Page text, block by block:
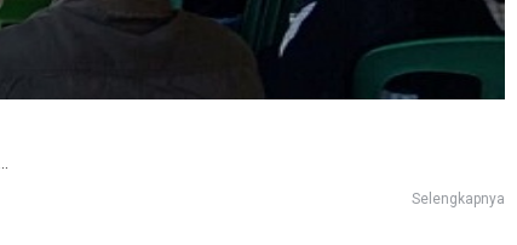
Selengkapnya